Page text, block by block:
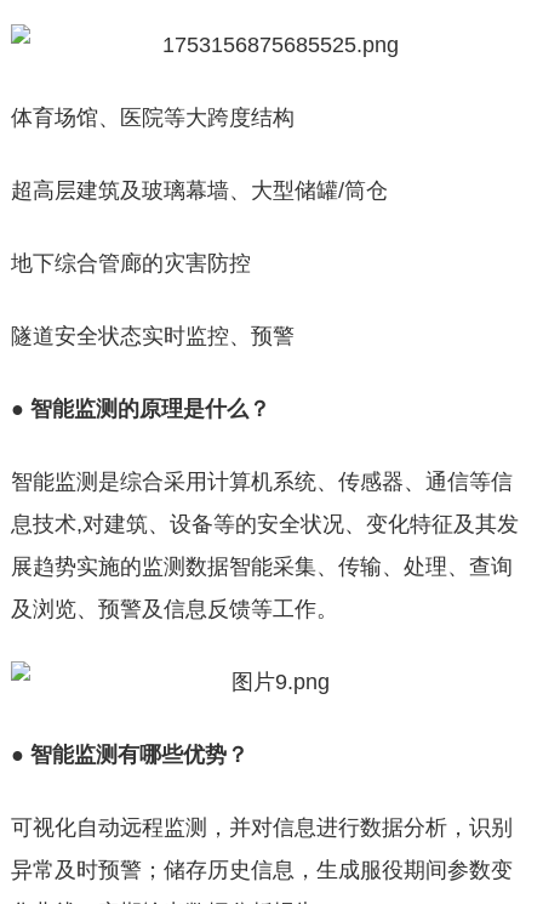
体育场馆、医院等大跨度结构
超高层建筑及玻璃幕墙、大型储罐/筒仓
地下综合管廊的灾害防控
隧道安全状态实时监控、预警
● 智能监测的原理是什么？
智能监测是综合采用计算机系统、传感器、通信等信
息技术,对建筑、设备等的安全状况、变化特征及其发
展趋势实施的监测数据智能采集、传输、处理、查询
及浏览、预警及信息反馈等工作。
● 智能监测有哪些优势？
可视化自动远程监测，并对信息进行数据分析，识别
异常及时预警；储存历史信息，生成服役期间参数变